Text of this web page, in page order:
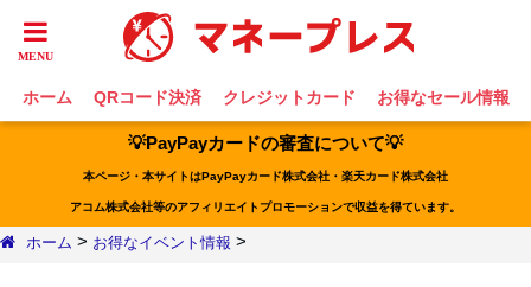
ホーム QRコード決済 クレジットカード お得なセール情報
💡PayPayカードの審査について💡
本ページ・本サイトはPayPayカード株式会社・楽天カード株式会社
アコム株式会社等のアフィリエイトプロモーションで収益を得ています。
ホーム > お得なイベント情報 >